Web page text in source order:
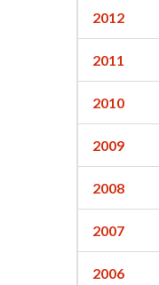
2012
2011
2010
2009
2008
2007
2006